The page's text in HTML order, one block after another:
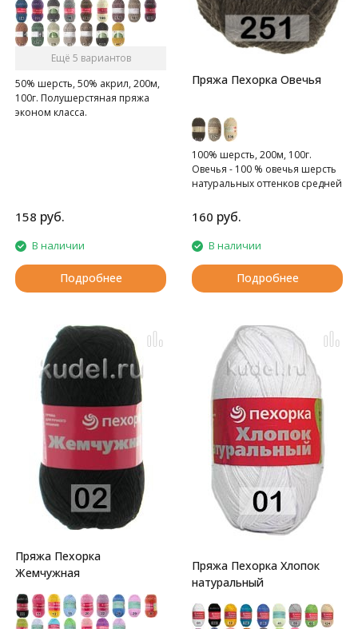
Ещё 5 вариантов
50% шерсть, 50% акрил, 200м,
100г. Полушерстяная пряжа
эконом класса.
158 руб.
В наличии
Подробнее
Пряжа Пехорка Овечья
100% шерсть, 200м, 100г.
Овечья - 100 % овечья шерсть
натуральных оттенков средней
160 руб.
В наличии
Подробнее
Пряжа Пехорка
Жемчужная
Пряжа Пехорка Хлопок
натуральный